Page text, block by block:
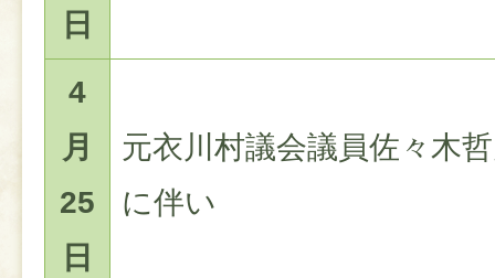
日
4
月
25
日
元衣川村議会議員佐々木
に伴い